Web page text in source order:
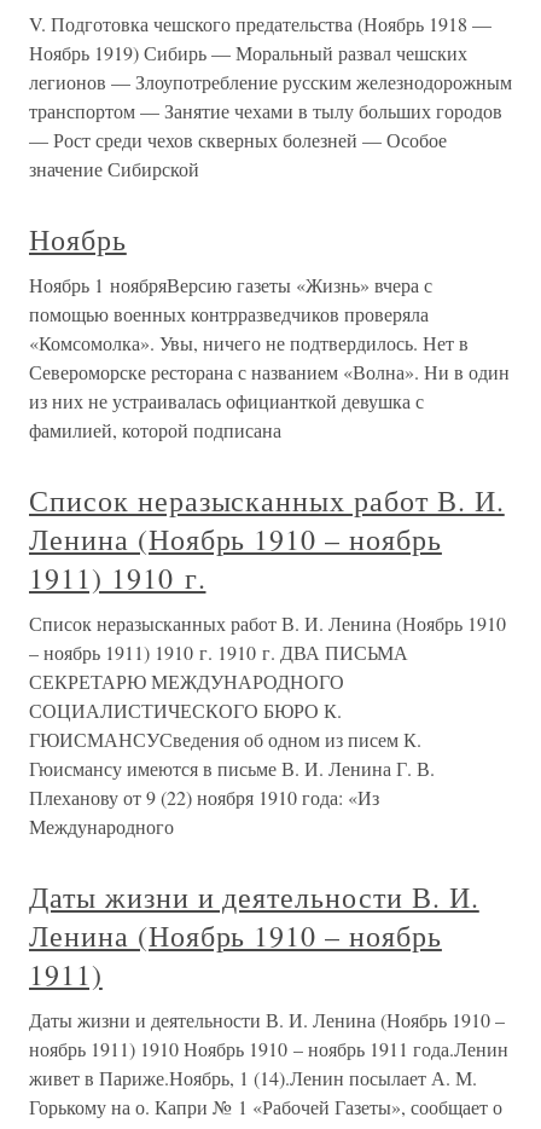
V. Подготовка чешского предательства (Ноябрь 1918 —
Ноябрь 1919) Сибирь — Моральный развал чешских
легионов — Злоупотребление русским железнодорожным
транспортом — Занятие чехами в тылу больших городов
— Рост среди чехов скверных болезней — Особое
значение Сибирской
Ноябрь
Ноябрь 1 ноябряВерсию газеты «Жизнь» вчера с
помощью военных контрразведчиков проверяла
«Комсомолка». Увы, ничего не подтвердилось. Нет в
Североморске ресторана с названием «Волна». Ни в один
из них не устраивалась официанткой девушка с
фамилией, которой подписана
Список неразысканных работ В. И.
Ленина (Ноябрь 1910 – ноябрь
1911) 1910 г.
Список неразысканных работ В. И. Ленина (Ноябрь 1910
– ноябрь 1911) 1910 г. 1910 г. ДВА ПИСЬМА
СЕКРЕТАРЮ МЕЖДУНАРОДНОГО
СОЦИАЛИСТИЧЕСКОГО БЮРО К.
ГЮИСМАНСУСведения об одном из писем К.
Гюисмансу имеются в письме В. И. Ленина Г. В.
Плеханову от 9 (22) ноября 1910 года: «Из
Международного
Даты жизни и деятельности В. И.
Ленина (Ноябрь 1910 – ноябрь
1911)
Даты жизни и деятельности В. И. Ленина (Ноябрь 1910 –
ноябрь 1911) 1910 Ноябрь 1910 – ноябрь 1911 года.Ленин
живет в Париже.Ноябрь, 1 (14).Ленин посылает А. М.
Горькому на о. Капри № 1 «Рабочей Газеты», сообщает о